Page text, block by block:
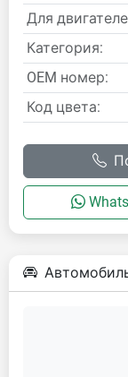
Для
Категория:
OEM номер:
Код цвета: